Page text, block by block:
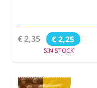
€ 2,35 € 2,25
SIN STOCK